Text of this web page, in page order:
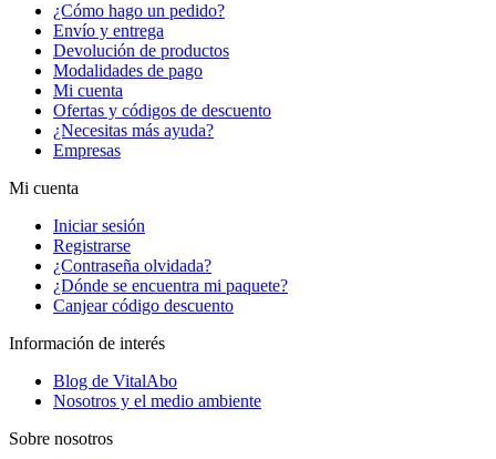
¿Cómo hago un pedido?
Envío y entrega
Devolución de productos
Modalidades de pago
Mi cuenta
Ofertas y códigos de descuento
¿Necesitas más ayuda?
Empresas
Mi cuenta
Iniciar sesión
Registrarse
¿Contraseña olvidada?
¿Dónde se encuentra mi paquete?
Canjear código descuento
Información de interés
Blog de VitalAbo
Nosotros y el medio ambiente
Sobre nosotros